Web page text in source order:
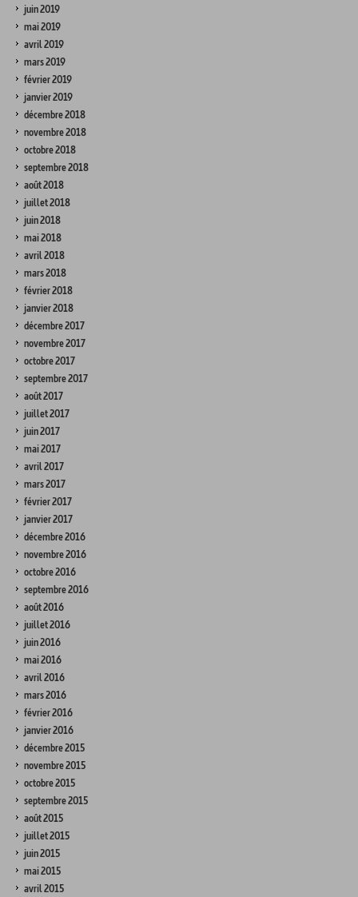
juin 2019
mai 2019
avril 2019
mars 2019
février 2019
janvier 2019
décembre 2018
novembre 2018
octobre 2018
septembre 2018
août 2018
juillet 2018
juin 2018
mai 2018
avril 2018
mars 2018
février 2018
janvier 2018
décembre 2017
novembre 2017
octobre 2017
septembre 2017
août 2017
juillet 2017
juin 2017
mai 2017
avril 2017
mars 2017
février 2017
janvier 2017
décembre 2016
novembre 2016
octobre 2016
septembre 2016
août 2016
juillet 2016
juin 2016
mai 2016
avril 2016
mars 2016
février 2016
janvier 2016
décembre 2015
novembre 2015
octobre 2015
septembre 2015
août 2015
juillet 2015
juin 2015
mai 2015
avril 2015